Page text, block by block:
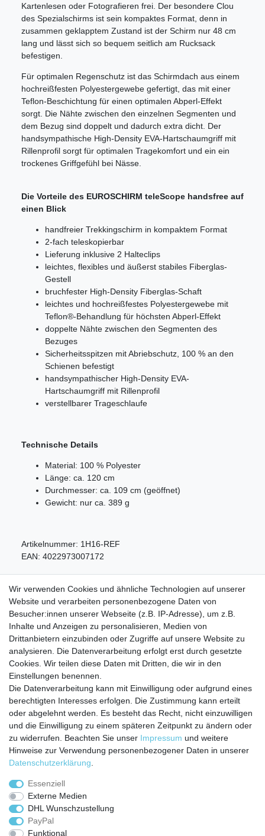
Kartenlesen oder Fotografieren frei. Der besondere Clou
des Spezialschirms ist sein kompaktes Format, denn in
zusammen geklapptem Zustand ist der Schirm nur 48 cm
lang und lässt sich so bequem seitlich am Rucksack
befestigen.
Für optimalen Regenschutz ist das Schirmdach aus einem
hochreißfesten Polyestergewebe gefertigt, das mit einer
Teflon-Beschichtung für einen optimalen Abperl-Effekt
sorgt. Die Nähte zwischen den einzelnen Segmenten und
dem Bezug sind doppelt und dadurch extra dicht. Der
handsympathische High-Density EVA-Hartschaumgriff mit
Rillenprofil sorgt für optimalen Tragekomfort und ein ein
trockenes Griffgefühl bei Nässe.
Die Vorteile des EUROSCHIRM teleScope handsfree auf
einen Blick
handfreier Trekkingschirm in kompaktem Format
2-fach teleskopierbar
Lieferung inklusive 2 Halteclips
leichtes, flexibles und äußerst stabiles Fiberglas-
Gestell
bruchfester High-Density Fiberglas-Schaft
leichtes und hochreißfestes Polyestergewebe mit
Teflon®-Behandlung für höchsten Abperl-Effekt
doppelte Nähte zwischen den Segmenten des
Bezuges
Sicherheitsspitzen mit Abriebschutz, 100 % an den
Schienen befestigt
handsympathischer High-Density EVA-
Hartschaumgriff mit Rillenprofil
verstellbarer Trageschlaufe
Technische Details
Material: 100 % Polyester
Länge: ca. 120 cm
Durchmesser: ca. 109 cm (geöffnet)
Gewicht: nur ca. 389 g
Artikelnummer: 1H16-REF
EAN: 4022973007172
Wir verwenden Cookies und ähnliche Technologien auf unserer
Website und verarbeiten personenbezogene Daten von
Besucher:innen unserer Webseite (z.B. IP-Adresse), um z.B.
Inhalte und Anzeigen zu personalisieren, Medien von
Drittanbietern einzubinden oder Zugriffe auf unsere Website zu
analysieren. Die Datenverarbeitung erfolgt erst durch gesetzte
Cookies. Wir teilen diese Daten mit Dritten, die wir in den
Einstellungen benennen.
Die Datenverarbeitung kann mit Einwilligung oder aufgrund eines
berechtigten Interesses erfolgen. Die Zustimmung kann erteilt
oder abgelehnt werden. Es besteht das Recht, nicht einzuwilligen
und die Einwilligung zu einem späteren Zeitpunkt zu ändern oder
zu widerrufen. Beachten Sie unser Impressum und weitere
Hinweise zur Verwendung personenbezogener Daten in unserer
Daten­schutz­erklärung
Essenziell
Externe Medien
DHL Wunschzustellung
PayPal
Funktional
Service
Zahlungarten
Versandkosten
Batterierücknahmeverordnung
Kostenloser Newsletter
E-MAIL **
Newsletter
Honig
Daten­schutz­erklärung
Einwilligung kann ich jederzeit widerrufen.**